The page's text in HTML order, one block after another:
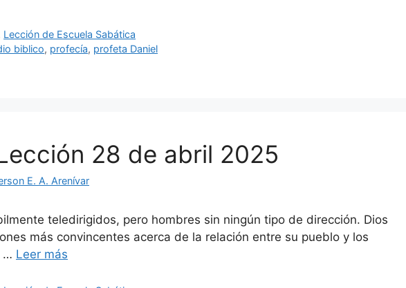
Lección de Escuela Sabática
biblico, profecía, profeta Daniel
28 de abril 2025
E. A. Arenívar
teledirigidos, pero hombres sin ningún tipo de dirección. Dios
más convincentes acerca de la relación entre su pueblo y los
… Leer más